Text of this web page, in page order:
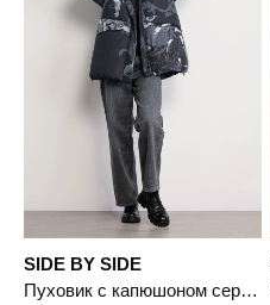
SIDE BY SIDE
Пуховик с капюшоном серого цвета с пухом белой утки